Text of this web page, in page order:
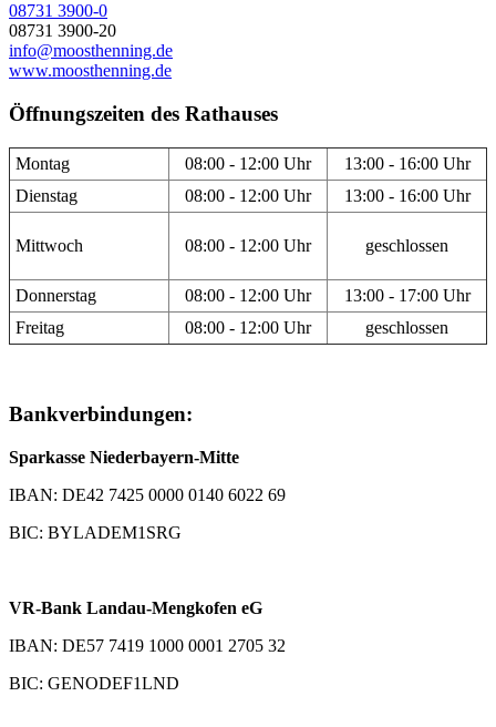
08731 3900-0
08731 3900-20
info@moosthenning.de
www.moosthenning.de
Öffnungszeiten des Rathauses
Montag 08:00 - 12:00 Uhr
13:00 - 16:00 Uhr
Dienstag
08:00 - 12:00 Uhr 13:00 - 16:00 Uhr
Mittwoch 08:00 - 12:00 Uhr geschlossen
Donnerstag 08:00 - 12:00 Uhr
13:00 - 17:00 Uhr
Freitag
08:00 - 12:00 Uhr geschlossen
Bankverbindungen:
Sparkasse Niederbayern-Mitte
IBAN: DE42 7425 0000 0140 6022 69
BIC: BYLADEM1SRG
VR-Bank Landau-Mengkofen eG
IBAN: DE57 7419 1000 0001 2705 32
BIC: GENODEF1LND